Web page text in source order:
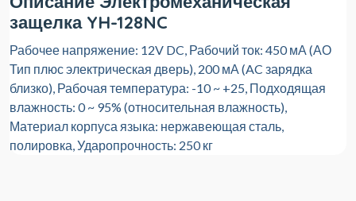
защелка YH-128NC
Рабочее напряжение: 12V DC, Рабочий ток: 450 мА (АО
Тип плюс электрическая дверь), 200 мА (AC зарядка
близко), Рабочая температура: -10 ~ +25, Подходящая
влажность: 0 ~ 95% (относительная влажность),
Материал корпуса языка: нержавеющая сталь,
полировка, Ударопрочность: 250 кг